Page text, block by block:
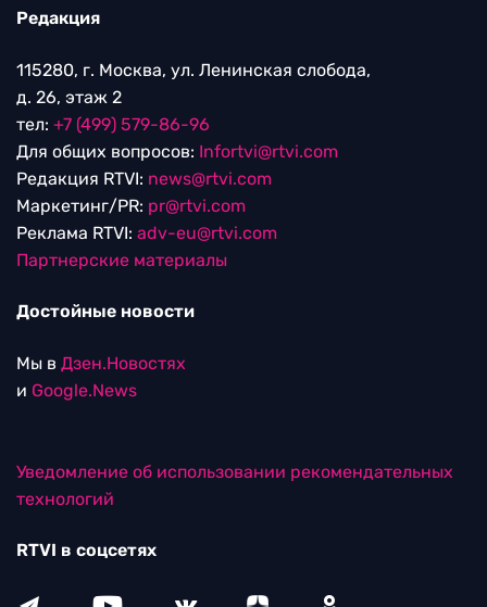
Редакция
115280, г. Москва, ул. Ленинская слобода,
д. 26, этаж 2
тел: +7 (499) 579-86-96
Для общих вопросов: Infortvi@rtvi.com
Редакция RTVI: news@rtvi.com
Маркетинг/PR: pr@rtvi.com
Реклама RTVI: adv-eu@rtvi.com
Партнерские материалы
Достойные новости
Мы в Дзен.Новостях
и Google.News
Уведомление об использовании рекомендательных
технологий
RTVI в соцсетях